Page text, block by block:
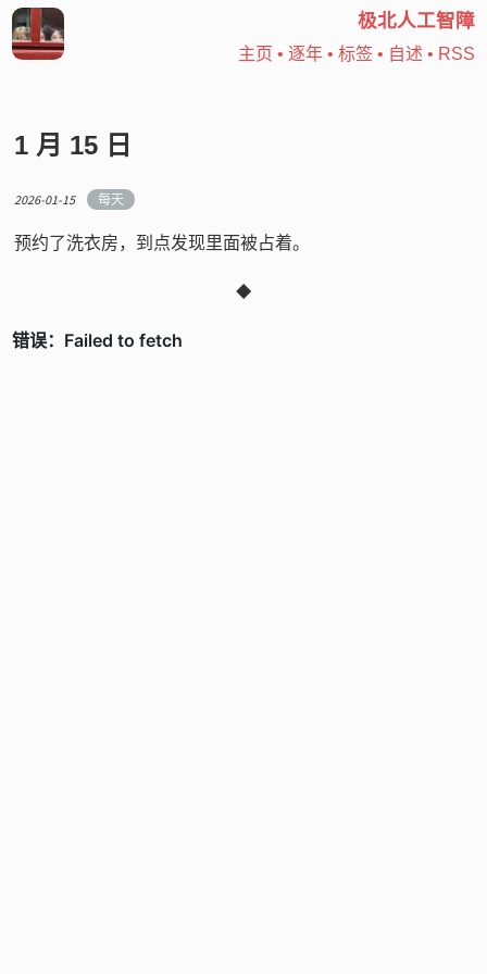
极北人工智障
主页 • 逐年• 标签• 自述 • RSS
1 月 15 日
2026-01-15 每天
预约了洗衣房，到点发现里面被占着。
◆